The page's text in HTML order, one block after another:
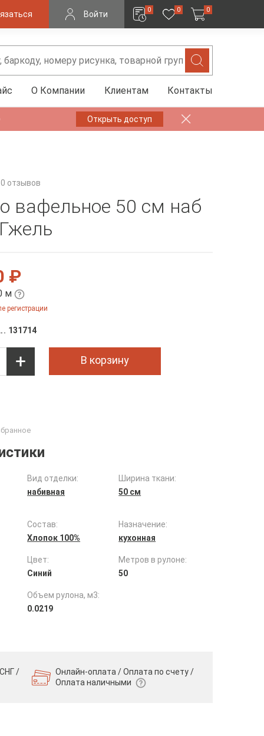
Войти 0 0 0
О Компании Клиентам Контакты
Открыть доступ
0 отзывов
вафельное 50 см наб
₽
м
регистрации
131714
В корзину
Вид отделки:
набивная
Ширина ткани:
50 см
Состав:
Хлопок 100%
Назначение:
кухонная
Цвет:
Синий
Метров в рулоне:
50
Объем рулона, м3:
0.0219
/
Онлайн-оплата / Оплата по счету /
Оплата наличными